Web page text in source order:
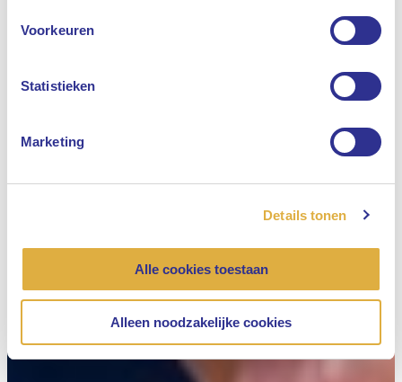
Voorkeuren
Statistieken
Marketing
Details tonen
Alle cookies toestaan
Alleen noodzakelijke cookies